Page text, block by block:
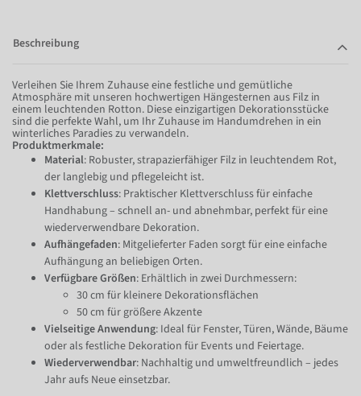
Beschreibung
Verleihen Sie Ihrem Zuhause eine festliche und gemütliche
Atmosphäre mit unseren hochwertigen Hängesternen aus Filz in
einem leuchtenden Rotton. Diese einzigartigen Dekorationsstücke
sind die perfekte Wahl, um Ihr Zuhause im Handumdrehen in ein
winterliches Paradies zu verwandeln.
Produktmerkmale:
Material: Robuster, strapazierfähiger Filz in leuchtendem Rot,
der langlebig und pflegeleicht ist.
Klettverschluss: Praktischer Klettverschluss für einfache
Handhabung – schnell an- und abnehmbar, perfekt für eine
wiederverwendbare Dekoration.
Aufhängefaden: Mitgelieferter Faden sorgt für eine einfache
Aufhängung an beliebigen Orten.
Verfügbare Größen: Erhältlich in zwei Durchmessern:
30 cm für kleinere Dekorationsflächen
50 cm für größere Akzente
Vielseitige Anwendung: Ideal für Fenster, Türen, Wände, Bäume
oder als festliche Dekoration für Events und Feiertage.
Wiederverwendbar: Nachhaltig und umweltfreundlich – jedes
Jahr aufs Neue einsetzbar.